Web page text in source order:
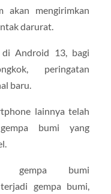
akan mengirimkan
darurat.
Android 13, bagi
peringatan
baru.
lainnya telah
bumi yang
gempa bumi
gempa bumi,